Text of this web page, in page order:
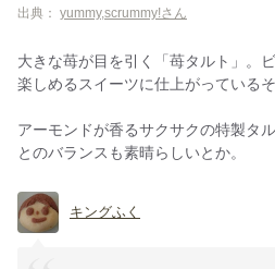
出典： yummy,scrummy!さん
大きな苺が目を引く「苺タルト」。
楽しめるスイーツに仕上がっているそ
アーモンドが香るサクサクの特製タ
とのバランスも素晴らしいとか。
キングふく